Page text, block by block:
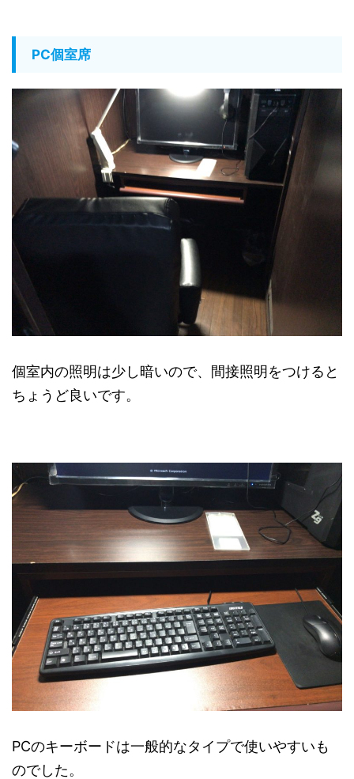
PC個室席
個室内の照明は少し暗いので、間接照明をつけると
ちょうど良いです。
PCのキーボードは一般的なタイプで使いやすいも
のでした。